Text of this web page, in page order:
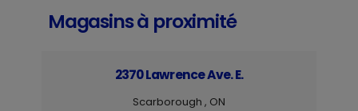
Magasins à proximité
2370 Lawrence Ave. E.
Scarborough , ON